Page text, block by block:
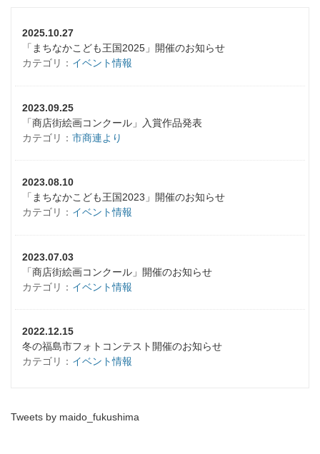
2025.10.27
「まちなかこども王国2025」開催のお知らせ
カテゴリ： イベント情報
2023.09.25
「商店街絵画コンクール」入賞作品発表
カテゴリ： 市商連より
2023.08.10
「まちなかこども王国2023」開催のお知らせ
カテゴリ： イベント情報
2023.07.03
「商店街絵画コンクール」開催のお知らせ
カテゴリ： イベント情報
2022.12.15
冬の福島市フォトコンテスト開催のお知らせ
カテゴリ： イベント情報
Tweets by maido_fukushima